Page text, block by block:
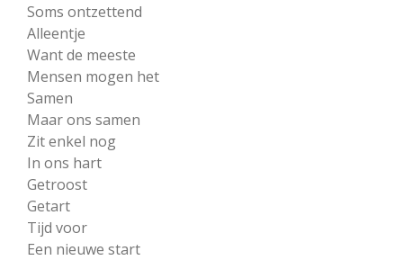
Soms ontzettend
Alleentje
Want de meeste
Mensen mogen het
Samen
Maar ons samen
Zit enkel nog
In ons hart
Getroost
Getart
Tijd voor
Een nieuwe start